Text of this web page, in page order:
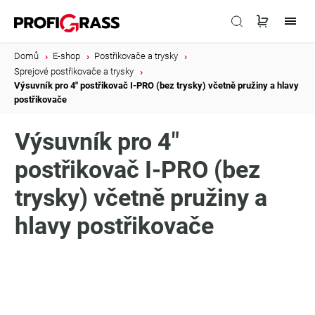
Domů E-shop Postřikovače a trysky
Sprejové postřikovače a trysky
Výsuvník pro 4" postřikovač I-PRO (bez trysky) včetně pružiny a hlavy
postřikovače
Výsuvník pro 4"
postřikovač I-PRO (bez
trysky) včetně pružiny a
hlavy postřikovače